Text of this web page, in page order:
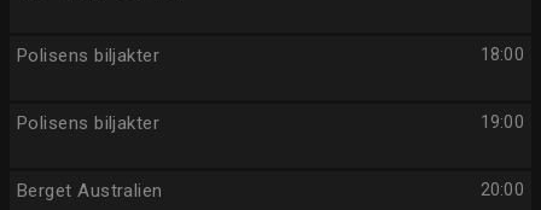
18:00
Polisens biljakter
19:00
Polisens biljakter
20:00
Berget Australien